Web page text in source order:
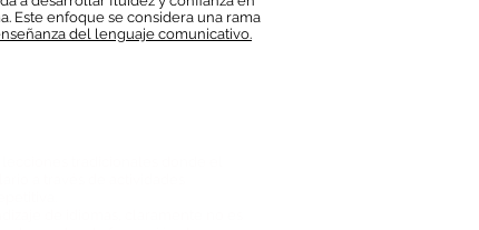
Este enfoque se considera una rama
del lenguaje comunicativo.